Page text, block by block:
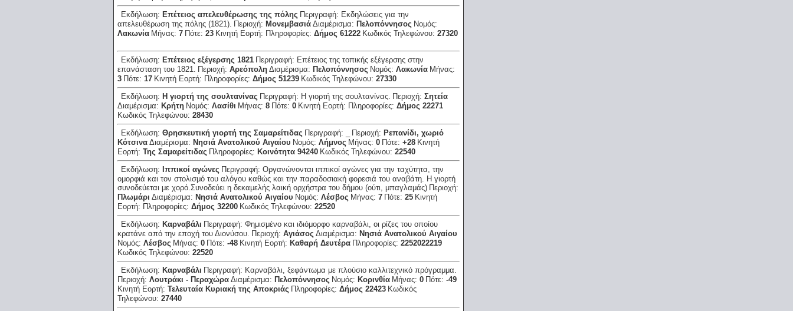
Εκδήλωση: Επέτειος απελευθέρωσης της πόλης Περιγραφή: Εκδηλώσεις για την
απελευθέρωση της πόλης (1821). Περιοχή: Μονεμβασιά Διαμέρισμα: Πελοπόννησος Νομός:
Λακωνία Μήνας: 7 Πότε: 23 Κινητή Εορτή: Πληροφορίες: Δήμος 61222 Κωδικός Τηλεφώνου: 27320
Εκδήλωση: Επέτειος εξέγερσης 1821 Περιγραφή: Επέτειος της τοπικής εξέγερσης στην
επανάσταση του 1821. Περιοχή: Αρεόπολη Διαμέρισμα: Πελοπόννησος Νομός: Λακωνία Μήνας:
3 Πότε: 17 Κινητή Εορτή: Πληροφορίες: Δήμος 51239 Κωδικός Τηλεφώνου: 27330
Εκδήλωση: Η γιορτή της σουλτανίνας Περιγραφή: Η γιορτή της σουλτανίνας. Περιοχή: Σητεία
Διαμέρισμα: Κρήτη Νομός: Λασίθι Μήνας: 8 Πότε: 0 Κινητή Εορτή: Πληροφορίες: Δήμος 22271
Κωδικός Τηλεφώνου: 28430
Εκδήλωση: Θρησκευτική γιορτή της Σαμαρείτιδας Περιγραφή: Περιοχή: Ρεπανίδι, χωριό
Κότσινα Διαμέρισμα: Νησιά Ανατολικού Αιγαίου Νομός: Λήμνος Μήνας: 0 Πότε: +28 Κινητή
Εορτή: Της Σαμαρείτιδας Πληροφορίες: Κοινότητα 94240 Κωδικός Τηλεφώνου: 22540
Εκδήλωση: Ιππικοί αγώνες Περιγραφή: Οργανώνονται ιππικοί αγώνες για την ταχύτητα, την
ομορφιά και τον στολισμό του αλόγου καθώς και την παραδοσιακή φορεσιά του αναβάτη. Η γιορτή
συνοδεύεται με χορό.Συνοδεύει η δεκαμελής λαική ορχήστρα του δήμου (ούτι, μπαγλαμάς) Περιοχή:
Πλωμάρι Διαμέρισμα: Νησιά Ανατολικού Αιγαίου Νομός: Λέσβος Μήνας: 7 Πότε: 25 Κινητή
Εορτή: Πληροφορίες: Δήμος 32200 Κωδικός Τηλεφώνου: 22520
Εκδήλωση: Καρναβάλι Περιγραφή: Φημισμένο και ιδιόμορφο καρναβάλι, οι ρίζες του οποίου
κρατάνε από την εποχή του Διονύσου. Περιοχή: Αγιάσος Διαμέρισμα: Νησιά Ανατολικού Αιγαίου
Νομός: Λέσβος Μήνας: 0 Πότε: -48 Κινητή Εορτή: Καθαρή Δευτέρα Πληροφορίες: 2252022219
Κωδικός Τηλεφώνου: 22520
Εκδήλωση: Καρναβάλι Περιγραφή: Καρναβάλι, ξεφάντωμα με πλούσιο καλλιτεχνικό πρόγραμμα.
Περιοχή: Λουτράκι - Περαχώρα Διαμέρισμα: Πελοπόννησος Νομός: Κορινθία Μήνας: 0 Πότε: -49
Κινητή Εορτή: Τελευταία Κυριακή της Αποκριάς Πληροφορίες: Δήμος 22423 Κωδικός
Τηλεφώνου: 27440